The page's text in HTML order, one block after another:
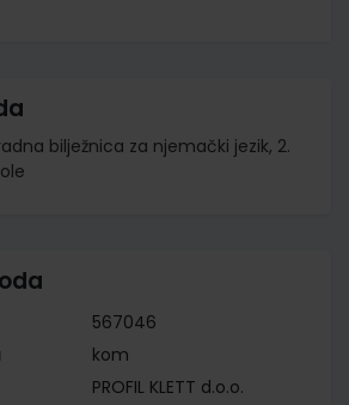
bilježnica za njemački jezik, 2.
567046
kom
PROFIL KLETT d.o.o.